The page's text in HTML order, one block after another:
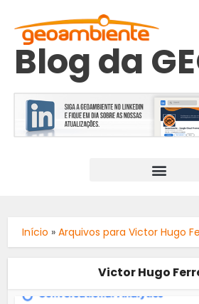
Blog da
Início »Arquivos para Victor Hugo
Victor Hugo